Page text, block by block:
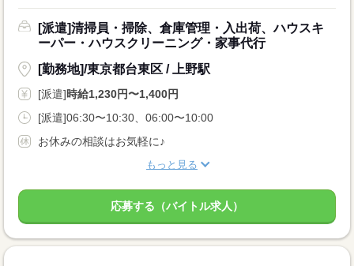
[派遣]清掃員・掃除、倉庫管理・入出荷、ハウスキ
ーパー・ハウスクリーニング・家事代行
[勤務地]/東京都台東区 / 上野駅
[派遣]時給1,230円〜1,400円
[派遣]06:30〜10:30、06:00〜10:00
お休みの相談はお気軽に♪
もっと見る
応募する（バイトル求人）